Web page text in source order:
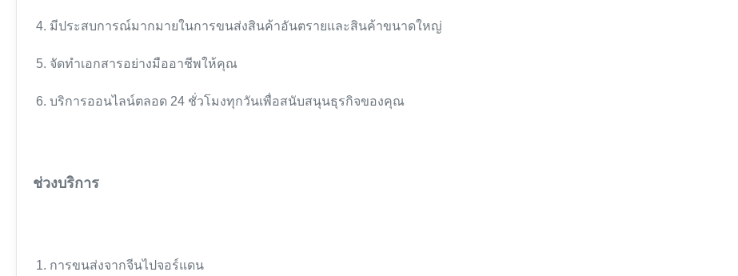
4. มีประสบการณ์มากมายในการขนส่งสินค้าอันตรายและสินค้าขนาดใหญ่
5. จัดทำเอกสารอย่างมืออาชีพให้คุณ
6. บริการออนไลน์ตลอด 24 ชั่วโมงทุกวันเพื่อสนับสนุนธุรกิจของคุณ
ช่วงบริการ
1. การขนส่งจากจีนไปจอร์แดน